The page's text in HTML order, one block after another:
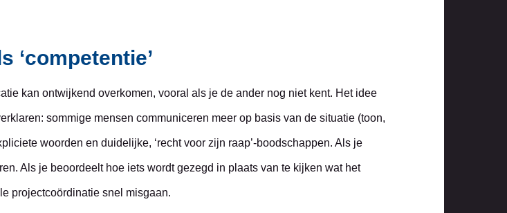
‘competentie’
kan ontwijkend overkomen, vooral als je de ander nog niet kent. Het idee
sommige mensen communiceren meer op basis van de situatie (toon,
woorden en duidelijke, ‘recht voor zijn raap’-boodschappen. Als je
Als je beoordeelt hoe iets wordt gezegd in plaats van te kijken wat het
projectcoördinatie snel misgaan.